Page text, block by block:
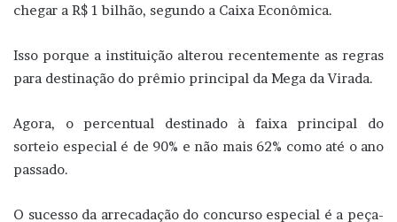
chegar a R$ 1 bilhão, segundo a Caixa Econômica.
Isso porque a instituição alterou recentemente as regras
para destinação do prêmio principal da Mega da Virada.
Agora, o percentual destinado à faixa principal do
sorteio especial é de 90% e não mais 62% como até o ano
passado.
O sucesso da arrecadação do concurso especial é a peça-